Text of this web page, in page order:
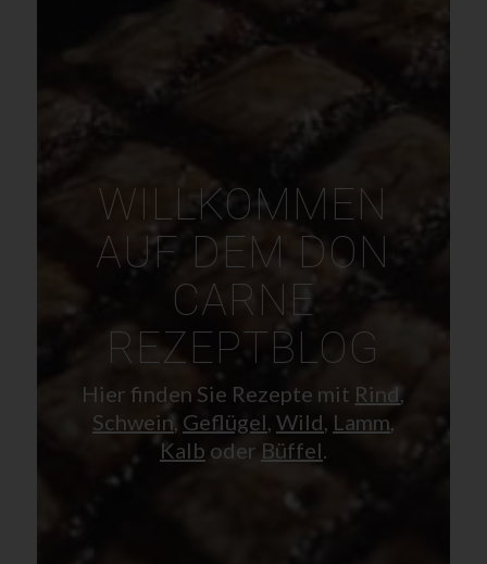
WILLKOMMEN
AUF DEM DON
CARNE
REZEPTBLOG
Hier finden Sie Rezepte mit Rind,
Schwein, Geflügel, Wild, Lamm,
Kalb oder Büffel.